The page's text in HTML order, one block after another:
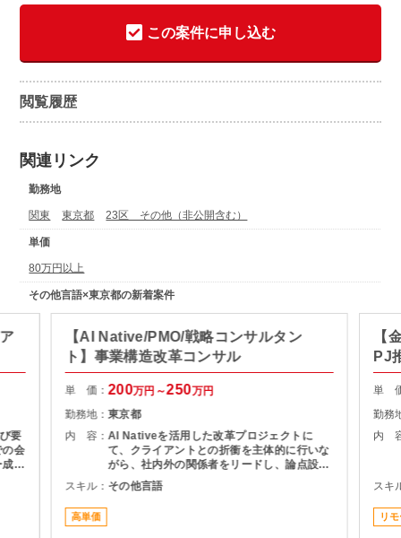
この案件に申し込む
閲覧履歴
関連リンク
勤務地
関東 東京都 23区 その他（非公開含む）
単価
80万円以上
その他言語×東京都の新着案件
要
の会
果
【AI Native/PMO/戦略コンサルタン
ト】事業構造改革コンサル
単 価：200万円～250万円
勤務地：東京都
内 容：AI Nativeを活用した改革プロジェクトに
て、クライアントとの折衝を主体的に行いな
がら、社内外の関係者をリードし、論点設
計・課題構造化を通じてタスクや意思決定を
推進いただくPMO／戦略コンサルタントポジ
スキル： その他言語
高単価
【
PJ
単
勤務
内
スキ
リ